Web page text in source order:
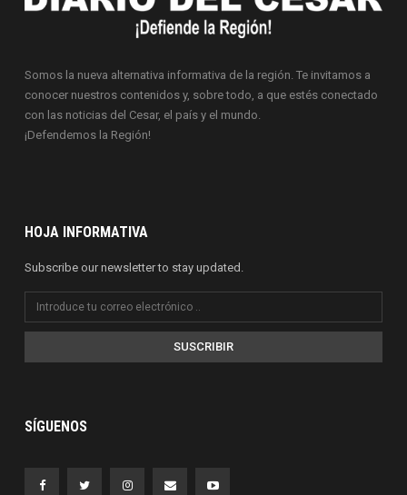
Somos la nueva alternativa informativa de la región. Te invitamos a
conocer nuestros contenidos y, sobre todo, a que estés conectado
con las noticias del Cesar, el país y el mundo.
¡Defendemos la Región!
HOJA INFORMATIVA
Subscribe our newsletter to stay updated.
SUSCRIBIR
SÍGUENOS